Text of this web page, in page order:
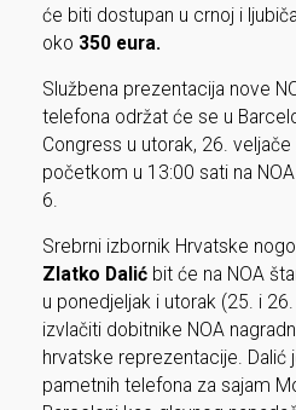
će biti dostupan u crnoj i
oko 350 eura.
Službena prezentacija nove
telefona održat će se u
Congress u utorak, 26.
početkom u 13:00 sati na
6.
Srebrni izbornik Hrvatske
Zlatko Dalićbit će na NOA
u ponedjeljak i utorak (25. i
izvlačiti dobitnike NOA
hrvatske reprezentacije. Dalić
pametnih telefona za sajam